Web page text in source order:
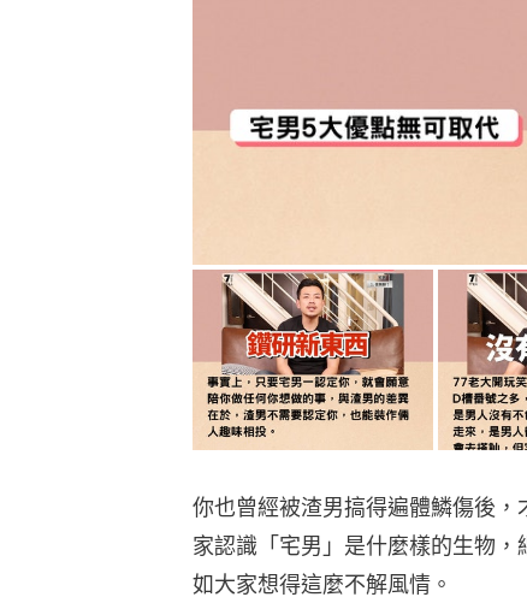
你也曾經被渣男搞得遍體鱗傷後
家認識「宅男」是什麼樣的生物
如大家想得這麼不解風情。